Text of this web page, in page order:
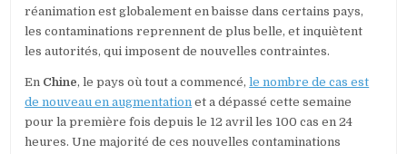
réanimation est globalement en baisse dans certains pays,
les contaminations reprennent de plus belle, et inquiètent
les autorités, qui imposent de nouvelles contraintes.
En Chine, le pays où tout a commencé,le nombre de cas est
de nouveau en augmentation et a dépassé cette semaine
pour la première fois depuis le 12 avril les 100 cas en 24
heures. Une majorité de ces nouvelles contaminations